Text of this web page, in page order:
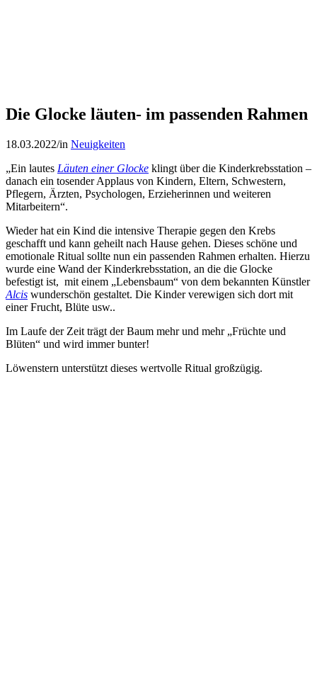
Die Glocke läuten- im passenden Rahmen
18.03.2022/in Neuigkeiten
„Ein lautes Läuten einer Glocke klingt über die Kinderkrebsstation –
danach ein tosender Applaus von Kindern, Eltern, Schwestern,
Pflegern, Ärzten, Psychologen, Erzieherinnen und weiteren
Mitarbeitern“.
Wieder hat ein Kind die intensive Therapie gegen den Krebs
geschafft und kann geheilt nach Hause gehen. Dieses schöne und
emotionale Ritual sollte nun ein passenden Rahmen erhalten. Hierzu
wurde eine Wand der Kinderkrebsstation, an die die Glocke
befestigt ist, mit einem „Lebensbaum“ von dem bekannten Künstler
Alcis wunderschön gestaltet. Die Kinder verewigen sich dort mit
einer Frucht, Blüte usw..
Im Laufe der Zeit trägt der Baum mehr und mehr „Früchte und
Blüten“ und wird immer bunter!
Löwenstern unterstützt dieses wertvolle Ritual großzügig.